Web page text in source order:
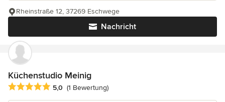
Nachricht
Rheinstraße 12, 37269 Eschwege
Küchenstudio Meinig
Durchschnittliche Bewertung: 5 von 5 Sternen
5,0 (1 Bewertung)